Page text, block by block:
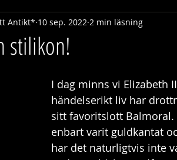
garde Örhängen samlarsmycken
stilikon!
Antikt* 10 sep. 2022 2 min läsning
I dag minns vi Elizabeth
händelserikt liv har
sitt favoritslott
enbart varit guldkantat
har det naturligtvis inte